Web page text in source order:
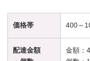
価格帯 400～
配達金額
金額：